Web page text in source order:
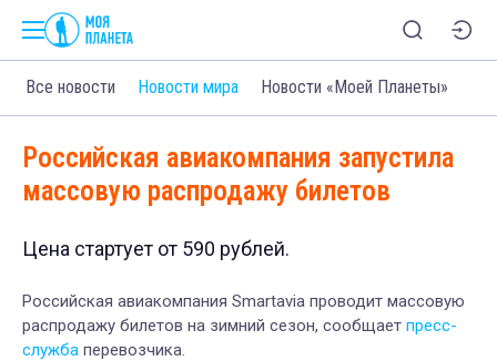
Все новости Новости мира Новости «Моей Планеты»
Российская авиакомпания запустила
массовую распродажу билетов
Цена стартует от 590 рублей.
Российская авиакомпания Smartavia проводит массовую
распродажу билетов на зимний сезон, сообщает пресс-
служба перевозчика.